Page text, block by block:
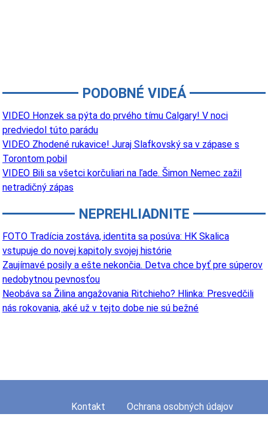
PODOBNÉ VIDEÁ
VIDEO Honzek sa pýta do prvého tímu Calgary! V noci
predviedol túto parádu
VIDEO Zhodené rukavice! Juraj Slafkovský sa v zápase s
Torontom pobil
VIDEO Bili sa všetci korčuliari na ľade. Šimon Nemec zažil
netradičný zápas
NEPREHLIADNITE
FOTO Tradícia zostáva, identita sa posúva: HK Skalica
vstupuje do novej kapitoly svojej histórie
Zaujímavé posily a ešte nekončia. Detva chce byť pre súperov
nedobytnou pevnosťou
Neobáva sa Žilina angažovania Ritchieho? Hlinka: Presvedčili
nás rokovania, aké už v tejto dobe nie sú bežné
Kontakt Ochrana osobných údajov